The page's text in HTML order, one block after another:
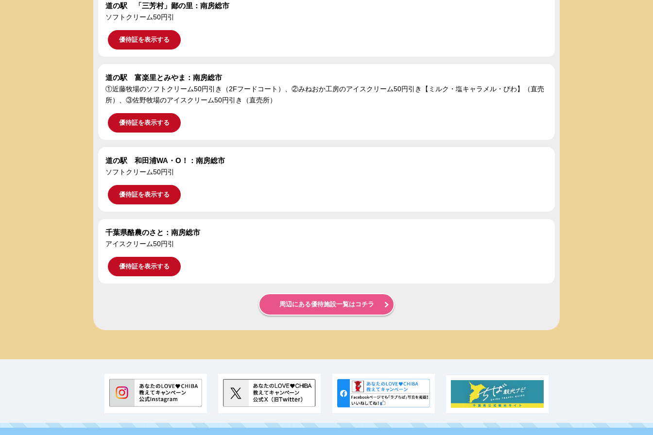
道の駅 「三芳村」鄙の里：南房総市
ソフトクリーム50円引
優待証を表示する
道の駅 富楽里とみやま：南房総市
①近藤牧場のソフトクリーム50円引き（2Fフードコート）、②みねおか工房のアイスクリーム50円引き【ミルク・塩キャラメル・びわ】（直売
所）、③佐野牧場のアイスクリーム50円引き（直売所）
優待証を表示する
道の駅 和田浦WA・O！：南房総市
ソフトクリーム50円引
優待証を表示する
千葉県酪農のさと：南房総市
アイスクリーム50円引
優待証を表示する
周辺にある優待施設一覧はコチラ